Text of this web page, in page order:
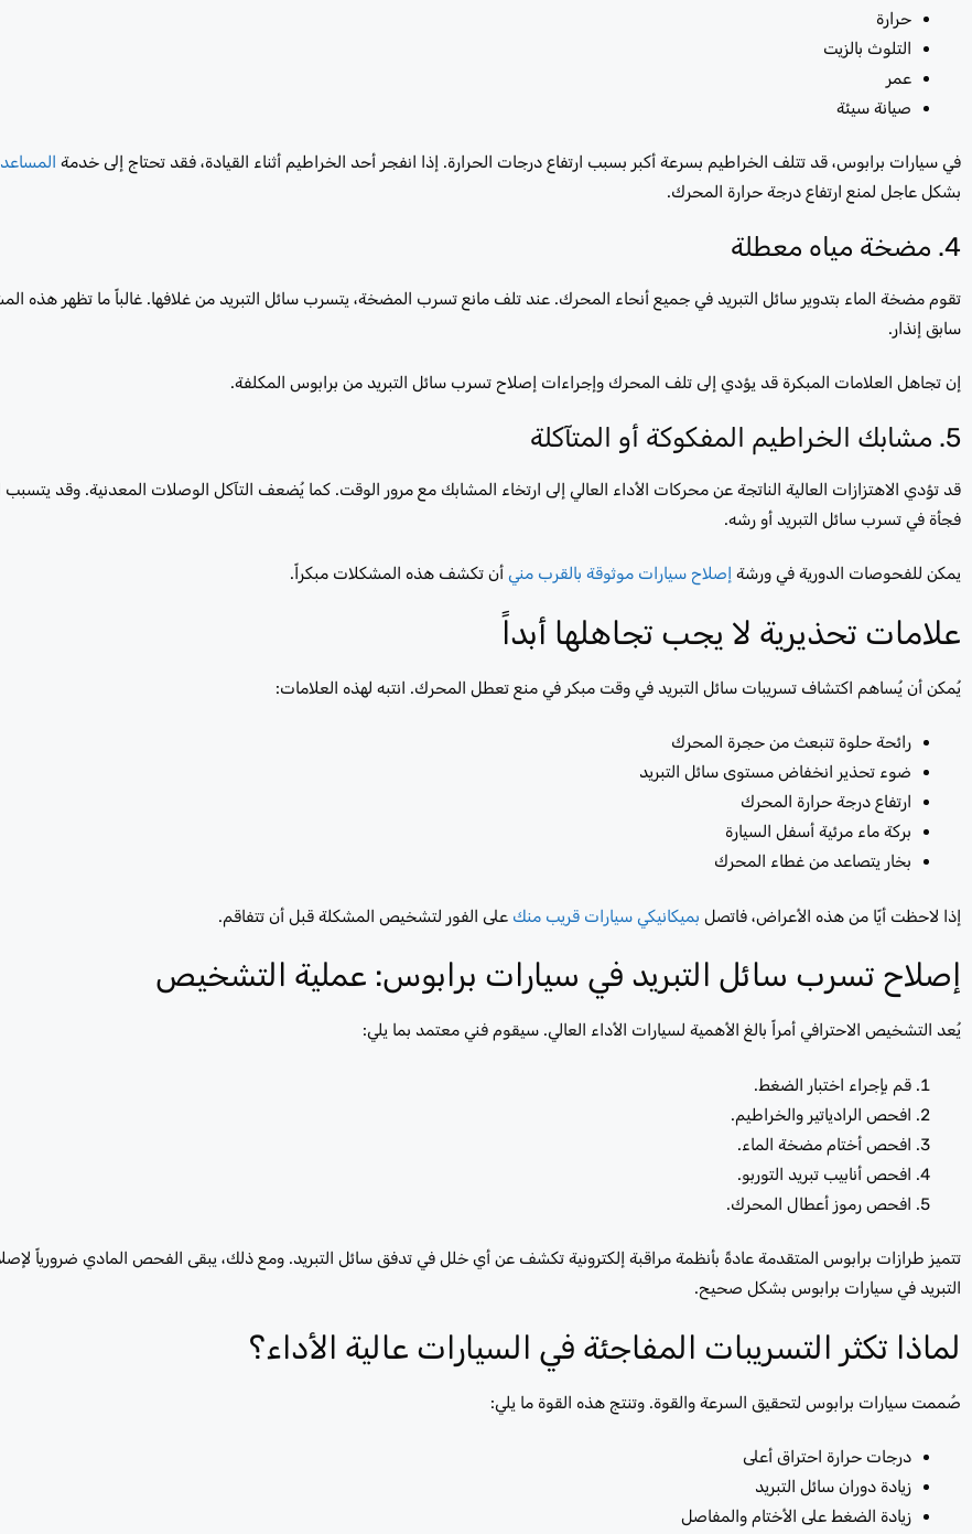
حرارة
التلوث بالزيت
عمر
صيانة سيئة
في سيارات برابوس، قد تتلف الخراطيم بسرعة أكبر بسبب ارتفاع درجات الحرارة. إذا انفجر أحد الخراطيم أثناء القيادة، فقد تحتاج إلى خدمة
بشكل عاجل لمنع ارتفاع درجة حرارة المحرك.
4. مضخة مياه معطلة
تقوم مضخة الماء بتدوير سائل التبريد في جميع أنحاء المحرك. عند تلف مانع تسرب المضخة، يتسرب سائل التبريد من غلافها. غالباً ما تظهر هذه
سابق إنذار.
إن تجاهل العلامات المبكرة قد يؤدي إلى تلف المحرك وإجراءات إصلاح تسرب سائل التبريد من برابوس المكلفة.
5. مشابك الخراطيم المفكوكة أو المتآكلة
قد تؤدي الاهتزازات العالية الناتجة عن محركات الأداء العالي إلى ارتخاء المشابك مع مرور الوقت. كما يُضعف التآكل الوصلات المعدنية. وقد
فجأة في تسرب سائل التبريد أو رشه.
يمكن للفحوصات الدورية في ورشة إصلاح سيارات موثوقة بالقرب مني أن تكشف هذه المشكلات مبكراً.
علامات تحذيرية لا يجب تجاهلها أبداً
يُمكن أن يُساهم اكتشاف تسريبات سائل التبريد في وقت مبكر في منع تعطل المحرك. انتبه لهذه العلامات:
رائحة حلوة تنبعث من حجرة المحرك
ضوء تحذير انخفاض مستوى سائل التبريد
ارتفاع درجة حرارة المحرك
بركة ماء مرئية أسفل السيارة
بخار يتصاعد من غطاء المحرك
إذا لاحظت أيًا من هذه الأعراض، فاتصل بميكانيكي سيارات قريب منك على الفور لتشخيص المشكلة قبل أن تتفاقم.
إصلاح تسرب سائل التبريد في سيارات برابوس: عملية التشخيص
يُعد التشخيص الاحترافي أمراً بالغ الأهمية لسيارات الأداء العالي. سيقوم فني معتمد بما يلي:
قم بإجراء اختبار الضغط.
افحص الرادياتير والخراطيم.
افحص أختام مضخة الماء.
افحص أنابيب تبريد التوربو.
افحص رموز أعطال المحرك.
تتميز طرازات برابوس المتقدمة عادةً بأنظمة مراقبة إلكترونية تكشف عن أي خلل في تدفق سائل التبريد. ومع ذلك، يبقى الفحص المادي ضرورياً
التبريد في سيارات برابوس بشكل صحيح.
لماذا تكثر التسريبات المفاجئة في السيارات عالية الأداء؟
صُممت سيارات برابوس لتحقيق السرعة والقوة. وتنتج هذه القوة ما يلي:
درجات حرارة احتراق أعلى
زيادة دوران سائل التبريد
زيادة الضغط على الأختام والمفاصل